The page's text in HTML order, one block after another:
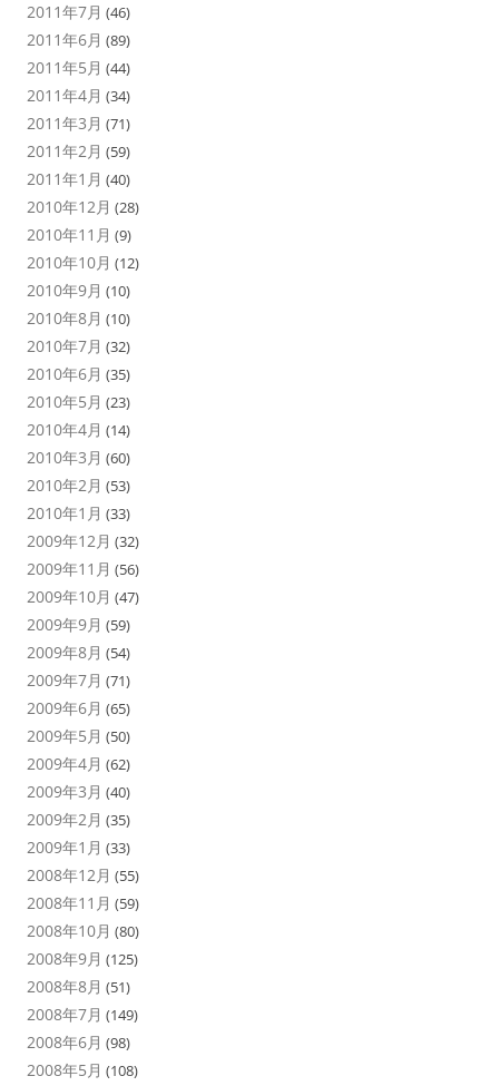
2011年7月 (46)
2011年6月 (89)
2011年5月 (44)
2011年4月 (34)
2011年3月 (71)
2011年2月 (59)
2011年1月 (40)
2010年12月 (28)
2010年11月 (9)
2010年10月 (12)
2010年9月 (10)
2010年8月 (10)
2010年7月 (32)
2010年6月 (35)
2010年5月 (23)
2010年4月 (14)
2010年3月 (60)
2010年2月 (53)
2010年1月 (33)
2009年12月 (32)
2009年11月 (56)
2009年10月 (47)
2009年9月 (59)
2009年8月 (54)
2009年7月 (71)
2009年6月 (65)
2009年5月 (50)
2009年4月 (62)
2009年3月 (40)
2009年2月 (35)
2009年1月 (33)
2008年12月 (55)
2008年11月 (59)
2008年10月 (80)
2008年9月 (125)
2008年8月 (51)
2008年7月 (149)
2008年6月 (98)
2008年5月 (108)